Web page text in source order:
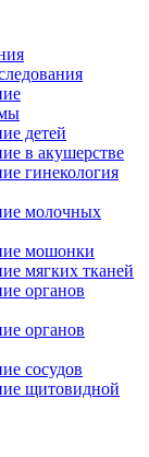
детей
в акушерстве
гинекология
молочных
мошонки
мягких тканей
органов
органов
сосудов
щитовидной